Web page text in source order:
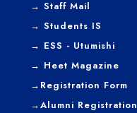
→ Staff Mail
→ Students IS
→ ESS - Utumishi
→ Heet Magazine
→ Registration Form
→Alumni Registration